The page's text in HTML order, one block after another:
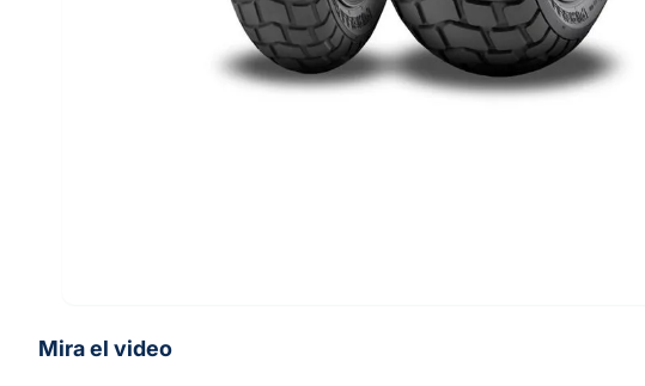
Mira el video